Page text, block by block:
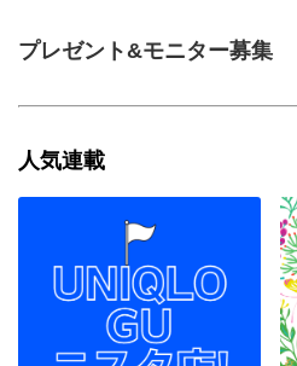
プレゼント&モニター募集
人気連載